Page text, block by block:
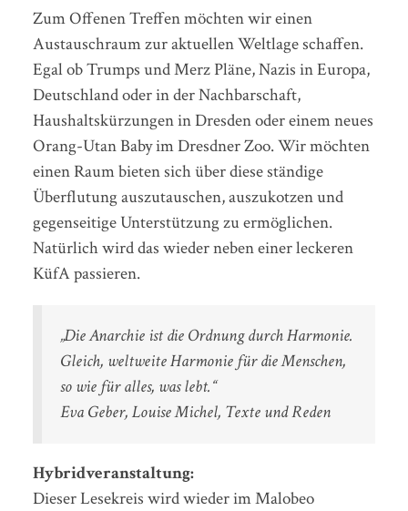
Zum Offenen Treffen möchten wir einen
Austauschraum zur aktuellen Weltlage schaffen.
Egal ob Trumps und Merz Pläne, Nazis in Europa,
Deutschland oder in der Nachbarschaft,
Haushaltskürzungen in Dresden oder einem neues
Orang-Utan Baby im Dresdner Zoo. Wir möchten
einen Raum bieten sich über diese ständige
Überflutung auszutauschen, auszukotzen und
gegenseitige Unterstützung zu ermöglichen.
Natürlich wird das wieder neben einer leckeren
KüfA passieren.
„Die Anarchie ist die Ordnung durch Harmonie.
Gleich, weltweite Harmonie für die Menschen,
so wie für alles, was lebt.“
Eva Geber, Louise Michel, Texte und Reden
Hybridveranstaltung:
Dieser Lesekreis wird wieder im Malobeo